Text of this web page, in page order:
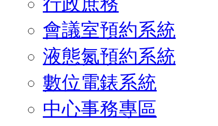
會議室預約系統
液態氮預約系統
數位電錶系統
中心事務專區